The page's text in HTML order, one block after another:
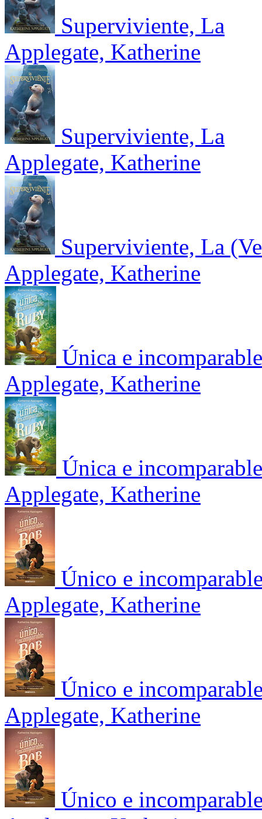
Superviviente, La
Applegate, Katherine
Superviviente, La
Applegate, Katherine
Superviviente, La
Applegate, Katherine
Única e
Applegate, Katherine
Única e
Applegate, Katherine
Único e
Applegate, Katherine
Único e
Applegate, Katherine
Único e